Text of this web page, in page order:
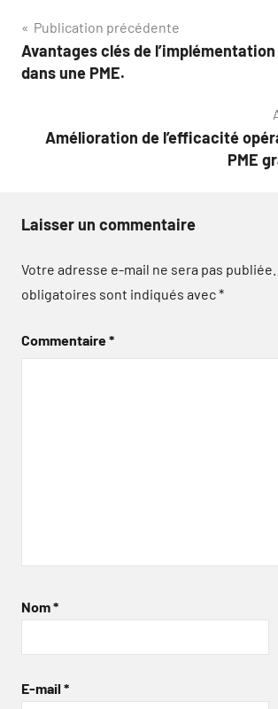
Navigation
de
Publication précédente
Avantages clés de l’implémentation
dans une PME.
Amélioration de l’efficacité
PME
Laisser un commentaire
Votre adresse e-mail ne sera pas publiée.
obligatoires sont indiqués avec*
Commentaire*
Nom*
E-mail *